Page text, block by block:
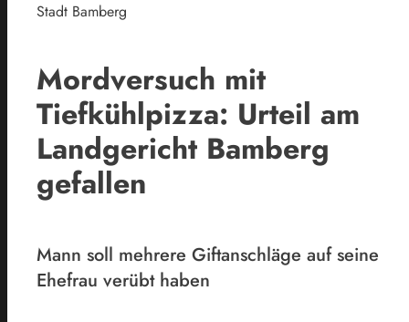
Stadt Bamberg
Mordversuch mit
Tiefkühlpizza: Urteil am
Landgericht Bamberg
gefallen
Mann soll mehrere Giftanschläge auf seine
Ehefrau verübt haben